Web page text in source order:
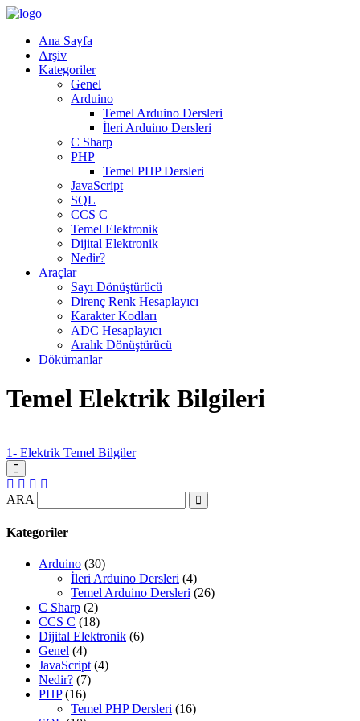
Ana Sayfa
Arşiv
Kategoriler
Genel
Arduino
Temel Arduino Dersleri
İleri Arduino Dersleri
C Sharp
PHP
Temel PHP Dersleri
JavaScript
SQL
CCS C
Temel Elektronik
Dijital Elektronik
Nedir?
Araçlar
Sayı Dönüştürücü
Direnç Renk Hesaplayıcı
Karakter Kodları
ADC Hesaplayıcı
Aralık Dönüştürücü
Dökümanlar
Temel Elektrik Bilgileri
1- Elektrik Temel Bilgiler
ARA
Kategoriler
Arduino (30)
İleri Arduino Dersleri (4)
Temel Arduino Dersleri (26)
C Sharp (2)
CCS C (18)
Dijital Elektronik (6)
Genel (4)
JavaScript(4)
Nedir? (7)
PHP(16)
Temel PHP Dersleri (16)